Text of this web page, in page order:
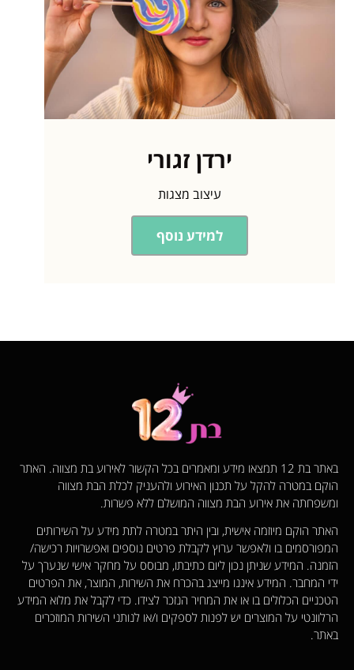
ירדן זגורי
עיצוב מצגות
למידע נוסף
באתר בת 12 תמצאו מידע ומאמרים בכל הקשור לאירוע בת מצווה. האתר
הוקם במטרה להקל על תכנון האירוע ולהעניק לכלת הבת מצווה
ומשפחתה את אירוע הבת מצווה המושלם ללא פשרות.
האתר הוקם מיוזמה אישית, ובין היתר במטרה לתת מידע על השירותים
המפורסמים בו ולאפשר ערוץ לקבלת פרטים נוספים ואפשרויות רכישה/
הזמנה. המידע שניתן נכון ליום כתיבתו, מבוסס על מחקר אישי שנערך על
ידי המחבר. המידע איננו מייצג בהכרח את השירות, המוצר, את הפרטים
הטכניים הכלולים בו או את המחיר הנזכר לצידו. כדי לקבל את מלוא המידע
הרלוונטי על המוצרים יש לפנות לספקים ו/או לנותני השירות המוזכרים
באתר.